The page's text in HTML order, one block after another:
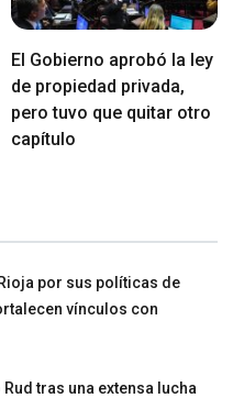
El Gobierno aprobó la ley
de propiedad privada,
pero tuvo que quitar otro
capítulo
por sus políticas de
vínculos con
tras una extensa lucha